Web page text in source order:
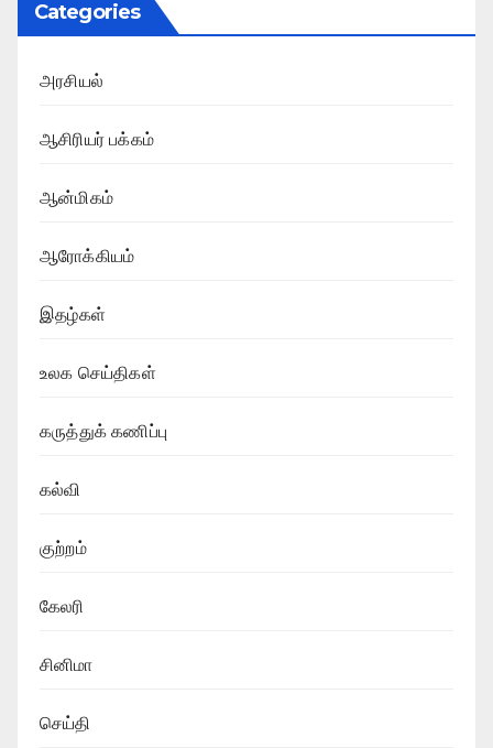
Categories
அரசியல்
ஆசிரியர் பக்கம்
ஆன்மிகம்
ஆரோக்கியம்
இதழ்கள்
உலக செய்திகள்
கருத்துக் கணிப்பு
கல்வி
குற்றம்
கேலரி
சினிமா
செய்தி